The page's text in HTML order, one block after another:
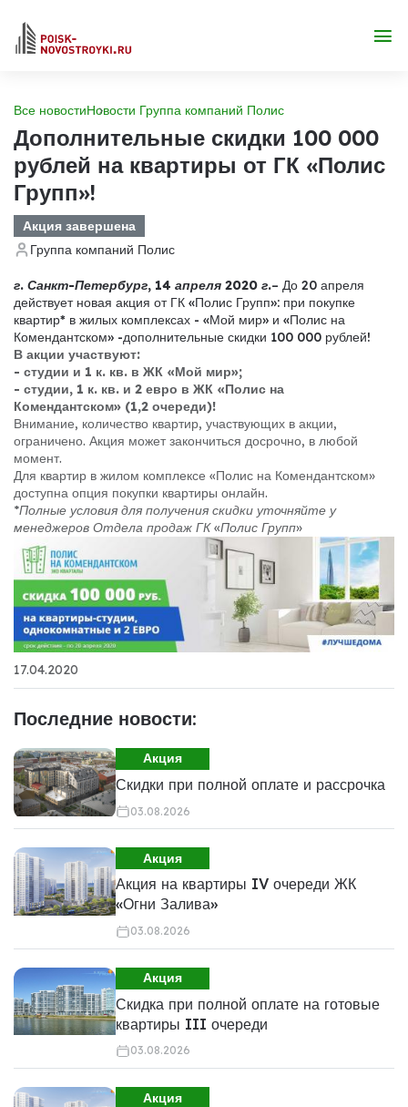
Все новостиНовости Группа компаний Полис
Дополнительные скидки 100 000
рублей на квартиры от ГК «Полис
Групп»!
Акция завершена
Группа компаний Полис
г. Санкт-Петербург, 14 апреля 2020 г.– До 20 апреля
действует новая акция от ГК «Полис Групп»: при покупке
квартир* в жилых комплексах - «Мой мир» и «Полис на
Комендантском» -дополнительные скидки 100 000 рублей!
В акции участвуют:
- студии и 1 к. кв. в ЖК «Мой мир»;
- студии, 1 к. кв. и 2 евро в ЖК «Полис на
Комендантском» (1,2 очереди)!
Внимание, количество квартир, участвующих в акции,
ограничено. Акция может закончиться досрочно, в любой
момент.
Для квартир в жилом комплексе «Полис на Комендантском»
доступна опция покупки квартиры онлайн.
*Полные условия для получения скидки уточняйте у
менеджеров Отдела продаж ГК «Полис Групп»
17.04.2020
Последние новости:
Акция
Скидки при полной оплате и рассрочка
03.08.2026
Акция
Акция на квартиры IV очереди ЖК
«Огни Залива»
03.08.2026
Акция
Скидка при полной оплате на готовые
квартиры III очереди
03.08.2026
Акция